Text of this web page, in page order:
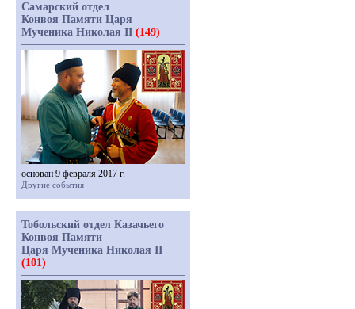
Самарский отдел
Конвоя Памяти Царя
Мученика Николая II (149)
основан 9 февраля 2017 г.
Другие события
Тобольский отдел Казачьего
Конвоя Памяти
Царя Мученика Николая II
(101)